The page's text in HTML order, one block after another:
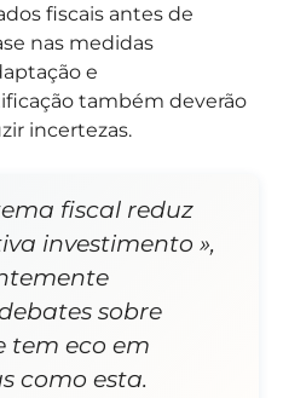
fiscais antes de
nas medidas
e
também deverão
incertezas.
fiscal reduz
investimento »,
sobre
tem eco em
como esta.